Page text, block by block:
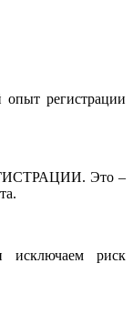
регистрации
Это –
исключаем риск